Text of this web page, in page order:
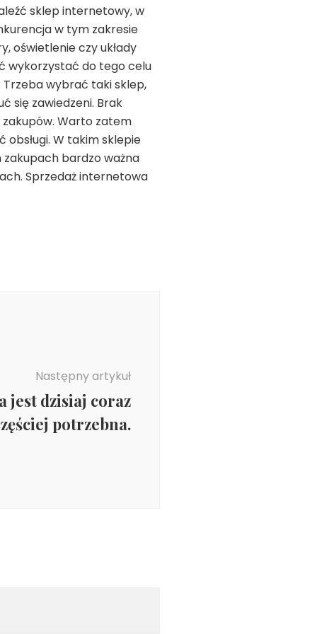
sklep internetowy, w
w tym zakresie
oświetlenie czy układy
wykorzystać do tego celu
Trzeba wybrać taki sklep,
się zawiedzeni. Brak
zakupów. Warto zatem
W takim sklepie
bardzo ważna
Sprzedaż internetowa
Następny artykuł
jest dzisiaj coraz
potrzebna.